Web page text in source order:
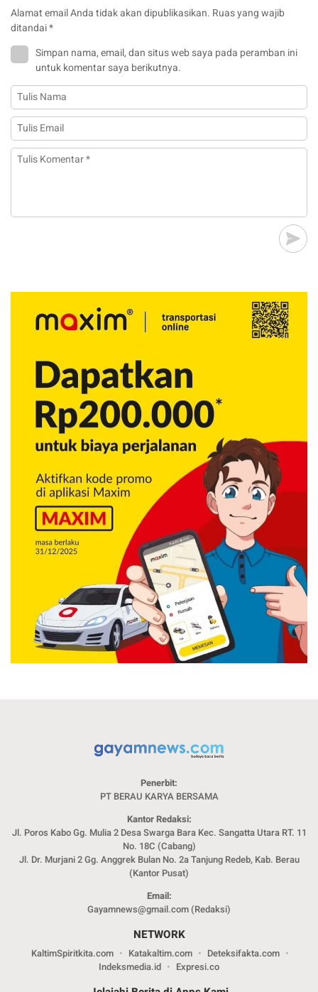
Alamat email Anda tidak akan dipublikasikan. Ruas yang wajib
ditandai*
Simpan nama, email, dan situs web saya pada peramban ini
untuk komentar saya berikutnya.
Penerbit:
PT BERAU KARYA BERSAMA
Kantor Redaksi:
Jl. Poros Kabo Gg. Mulia 2 Desa Swarga Bara Kec. Sangatta Utara RT. 11
No. 18C (Cabang)
Jl. Dr. Murjani 2 Gg. Anggrek Bulan No. 2a Tanjung Redeb, Kab. Berau
(Kantor Pusat)
Email:
Gayamnews@gmail.com (Redaksi)
NETWORK
KaltimSpiritkita.com Katakaltim.com
Deteksifakta.com
Indeksmedia.id
Expresi.co